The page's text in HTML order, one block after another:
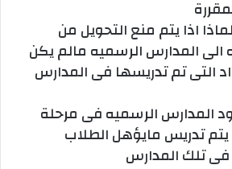
اذا يتم منع التحويل من
الى المدارس الرسميه مالم يكن
التى تم تدريسها فى المدارس
المدارس الرسميه فى مرحلة
تدريس مايؤهل الطلاب
تلك المدارس